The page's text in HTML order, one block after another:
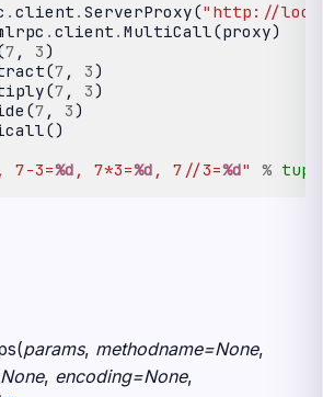
. client . ServerProxy("http://
. client . MultiCall(proxy)
7 , 3)
(7 , 3)
(7 , 3)
(7 , 3)
()
, 7-3=%d , 7*3=%d , 7//3=%d" %
(params, methodname=None,
None, encoding=None,